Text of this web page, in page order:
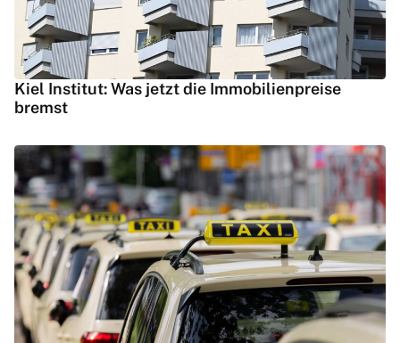
Kiel Institut: Was jetzt die Immobilienpreise
bremst